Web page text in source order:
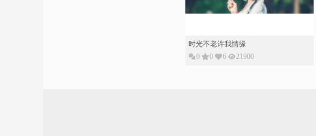
时光不老许我情缘
0
0 6 21900